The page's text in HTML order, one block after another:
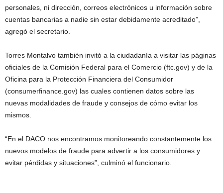
personales, ni dirección, correos electrónicos u información sobre
cuentas bancarias a nadie sin estar debidamente acreditado”,
agregó el secretario.
Torres Montalvo también invitó a la ciudadanía a visitar las páginas
oficiales de la Comisión Federal para el Comercio (ftc.gov) y de la
Oficina para la Protección Financiera del Consumidor
(consumerfinance.gov) las cuales contienen datos sobre las
nuevas modalidades de fraude y consejos de cómo evitar los
mismos.
“En el DACO nos encontramos monitoreando constantemente los
nuevos modelos de fraude para advertir a los consumidores y
evitar pérdidas y situaciones”, culminó el funcionario.